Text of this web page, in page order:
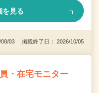
を見る
08/03 掲載終了日： 2026/10/05
・在宅モニター